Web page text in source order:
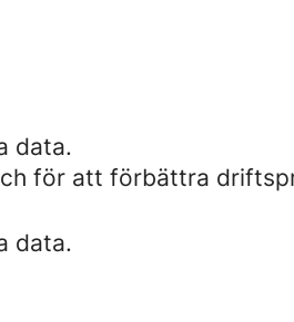
data.
för att förbättra
data.